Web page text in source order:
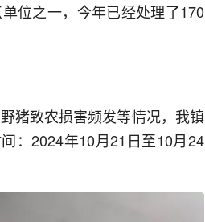
位之一，今年已经处理了170
猪致农损害频发等情况，我镇
：2024年10月21日至10月24